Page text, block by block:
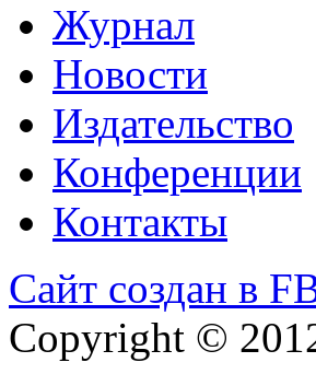
Журнал
Новости
Издательство
Конференции
Контакты
Сайт создан в
Copyright ©